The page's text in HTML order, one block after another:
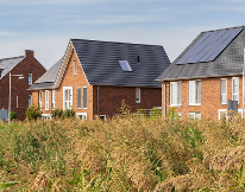
BTW)